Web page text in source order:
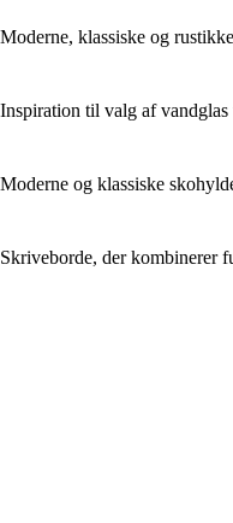
Moderne, klassiske og
Inspiration til valg af
Moderne og klassiske
Skriveborde, der kombinerer